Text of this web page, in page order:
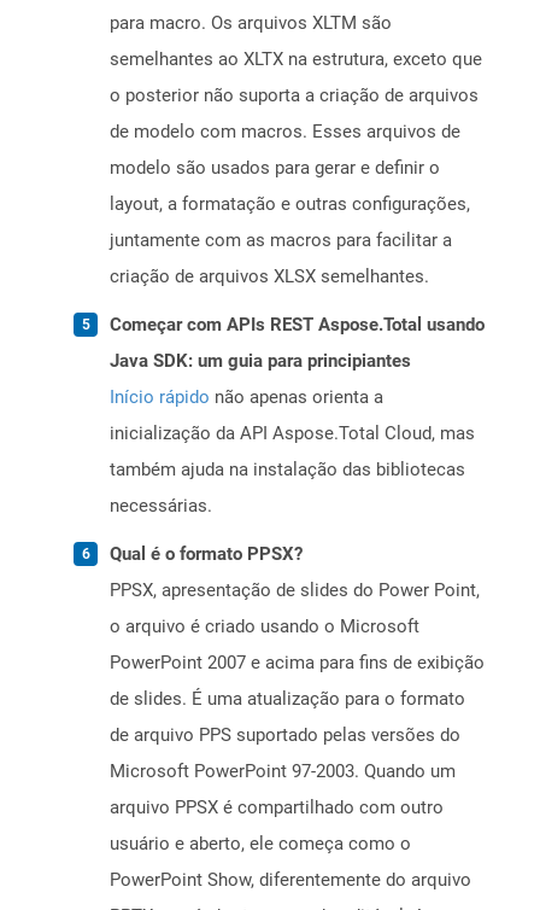
para macro. Os arquivos XLTM são
semelhantes ao XLTX na estrutura, exceto que
o posterior não suporta a criação de arquivos
de modelo com macros. Esses arquivos de
modelo são usados ​​para gerar e definir o
layout, a formatação e outras configurações,
juntamente com as macros para facilitar a
criação de arquivos XLSX semelhantes.
Começar com APIs REST Aspose.Total usando
Java SDK: um guia para principiantes
Início rápido não apenas orienta a
inicialização da API Aspose.Total Cloud, mas
também ajuda na instalação das bibliotecas
necessárias.
Qual é o formato PPSX?
PPSX, apresentação de slides do Power Point,
o arquivo é criado usando o Microsoft
PowerPoint 2007 e acima para fins de exibição
de slides. É uma atualização para o formato
de arquivo PPS suportado pelas versões do
Microsoft PowerPoint 97-2003. Quando um
arquivo PPSX é compartilhado com outro
usuário e aberto, ele começa como o
PowerPoint Show, diferentemente do arquivo